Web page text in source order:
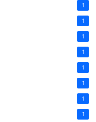
1
1
1
1
1
1
1
1